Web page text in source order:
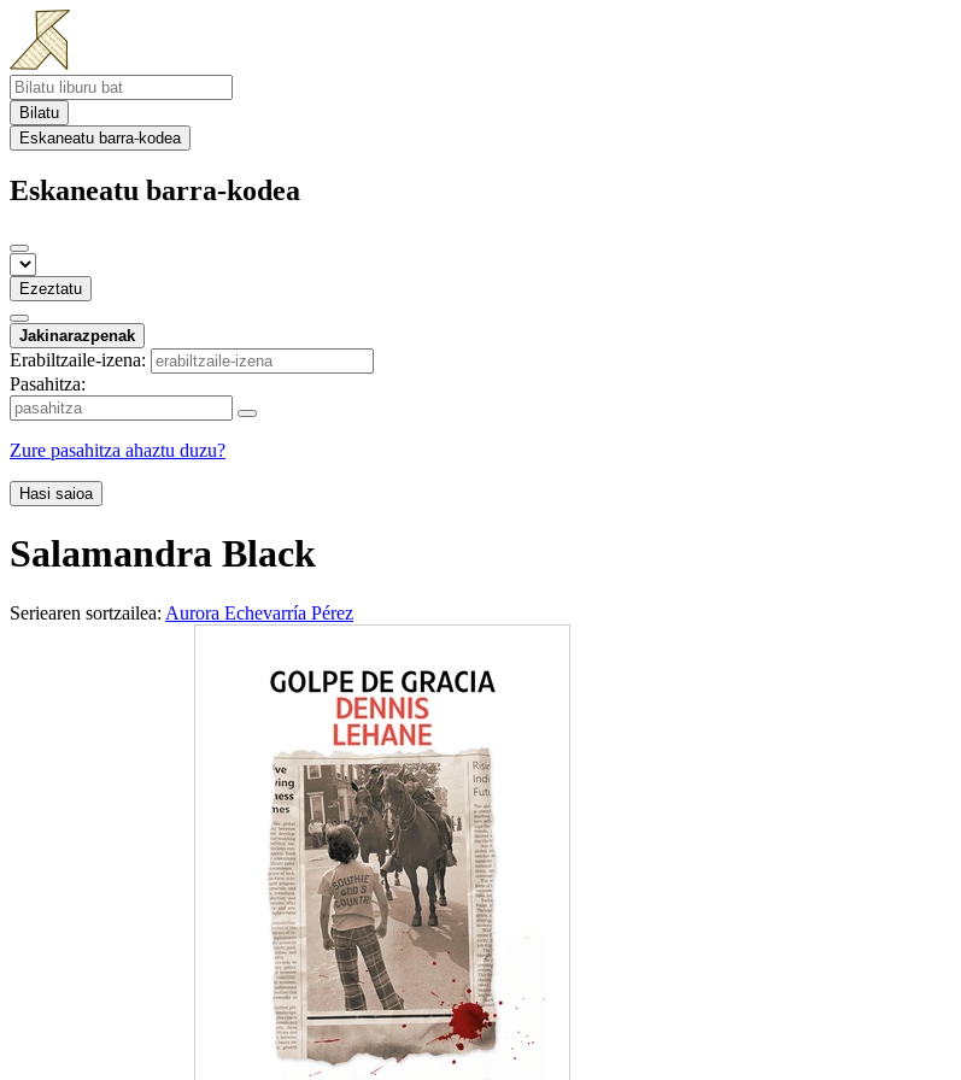
Bilatu
Eskaneatu barra-kodea
Eskaneatu barra-kodea
Ezeztatu
Jakinarazpenak
Erabiltzaile-izena:
Pasahitza:
Zure pasahitza ahaztu duzu?
Hasi saioa
Salamandra Black
Seriearen sortzailea: Aurora Echevarría Pérez